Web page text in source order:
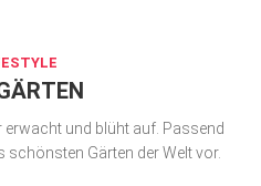
erwacht und blüht auf. Pas­send
schönsten Gärten der Welt vor.